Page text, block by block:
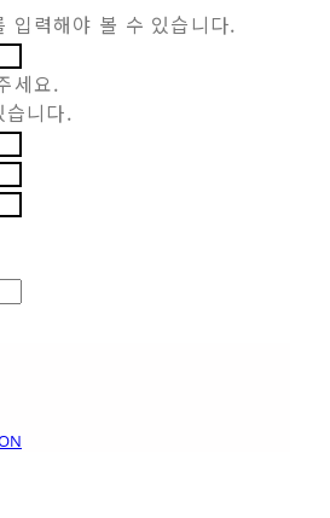
입력해야 볼 수 있습니다.
세요.
습니다.